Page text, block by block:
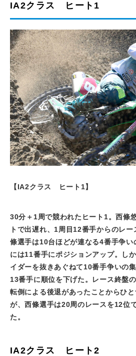
IA2クラス ヒート1
【 IA2クラス ヒート 1】
30分＋ 1周で競われたヒート 1。西條
トで出遅れ、 1周目 12番手からのレー
條選手は10台ほどが連なる4番手争い
には11番手にポジションアップ。し
イダーを抜きあぐねて10番手争いの
13番手に順位を下げた。レース終盤の
転倒による後退があったことからひ
が、西條選手は20周のレースを12位
た。
IA2クラス ヒート2